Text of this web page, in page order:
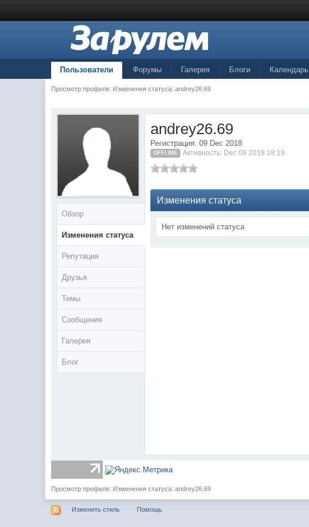
Пользователи Форумы Галерея Блоги Календарь
Просмотр профиля: Изменения статуса: andrey26.69
Обзор
Изменения статуса
Репутация
Друзья
Темы
Сообщения
Галерея
Блог
andrey26.69
Регистрация: 09 Dec 2018
OFFLINE Активность: Dec 09 2018 18:19
Изменения статуса
Нет изменений статуса
Просмотр профиля: Изменения статуса: andrey26.69
Изменить стиль Помощь